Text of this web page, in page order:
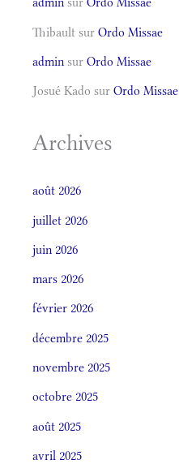
Thibault sur Ordo Missae
admin sur Ordo Missae
Josué Kado sur Ordo Missae
Archives
août 2026
juillet 2026
juin 2026
mars 2026
février 2026
décembre 2025
novembre 2025
octobre 2025
août 2025
avril 2025